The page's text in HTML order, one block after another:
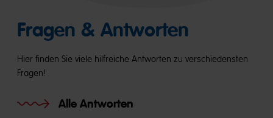
Fragen & Antworten
Hier finden Sie viele hilf­reiche Ant­worten zu ver­schieden­sten
Fragen!
Alle Antworten